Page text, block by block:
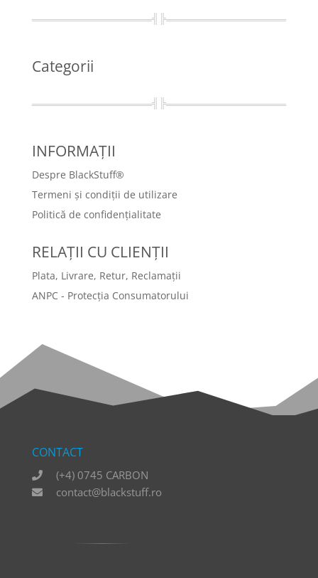
Categorii
INFORMAȚII
Despre BlackStuff®
Termeni și condiții de utilizare
Politică de confidențialitate
RELAȚII CU CLIENȚII
Plata, Livrare, Retur, Reclamații
ANPC - Protecția Consumatorului
CONTACT
(+4) 0745 CARBON
contact@blackstuff.ro